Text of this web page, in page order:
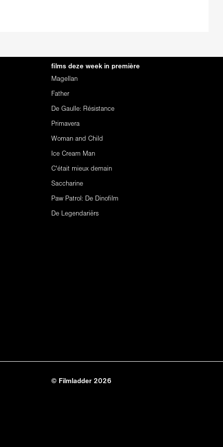
films deze week in première
Magellan
Father
De Gaulle: Résistance
Primavera
Woman and Child
Ice Cream Man
C'était mieux demain
Saccharine
Paw Patrol: De Dinofilm
De Legendariërs
© Filmladder 2026